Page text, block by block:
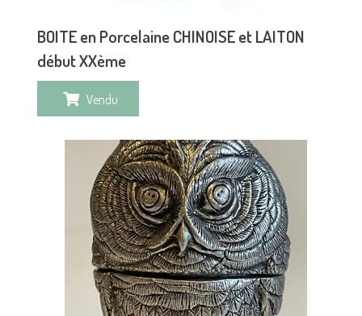
BOITE en Porcelaine CHINOISE et LAITON
début XXème
Vendu